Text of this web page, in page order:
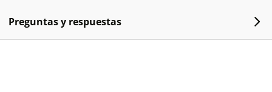
Preguntas y respuestas